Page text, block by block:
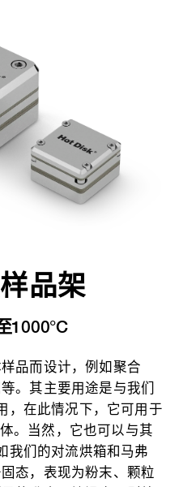
品架
1000°C
品而设计，例如聚合
。其主要用途是与我们
，在此情况下，它可用于
。当然，它也可以与其
我们的对流烘箱和马弗
态，表现为粉末、颗粒